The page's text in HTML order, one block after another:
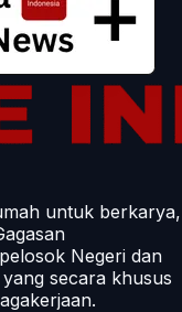
untuk berkarya,
Negeri dan
secara khusus